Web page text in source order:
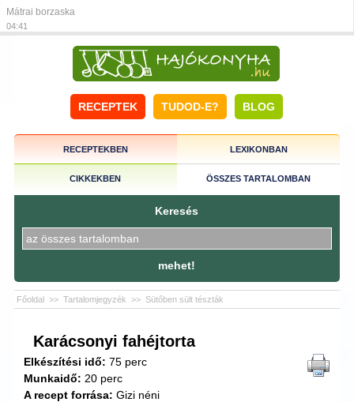
Mátrai borzaska
04:41
RECEPTEK TUDOD-E? BLOG
RECEPTEKBEN LEXIKONBAN
CIKKEKBEN ÖSSZES TARTALOMBAN
Keresés
mehet!
Főoldal >> Tartalomjegyzék >> Sütőben sült tészták
Karácsonyi fahéjtorta
Elkészítési idő: 75 perc
Munkaidő: 20 perc
A recept forrása: Gizi néni